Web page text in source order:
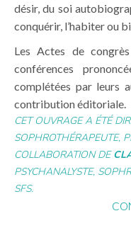
désir, du soi
conquérir, l’habiter ou
Les Actes de
conférences
complétées par leurs
contribution éditoriale.
CET OUVRAGE A ÉTÉ
SOPHROTHÉRAPEUTE,
COLLABORATION DE
PSYCHANALYSTE,
SFS.